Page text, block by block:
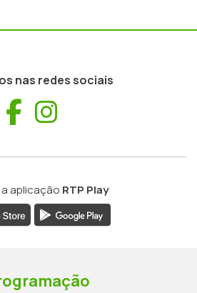
nas redes sociais
Facebook
aplicação RTP Play